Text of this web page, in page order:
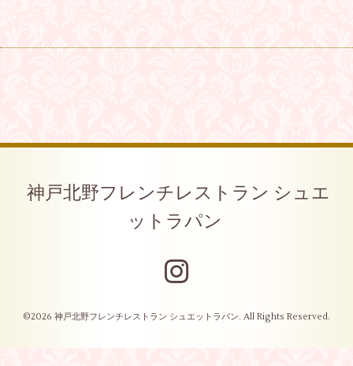
神戸北野フレンチレストラン シュエ
ットラパン
©2026 神戸北野フレンチレストラン シュエットラパン. All Rights Reserved.